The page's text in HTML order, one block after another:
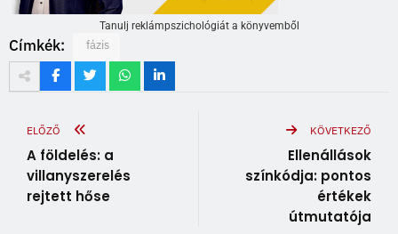
Tanulj reklámpszichológiát a könyvemből
Címkék: fázis
ELŐZŐ
A földelés: a
villanyszerelés
rejtett hőse
KÖVETKEZŐ
Ellenállások
színkódja: pontos
értékek
útmutatója